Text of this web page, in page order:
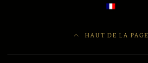
HAUT DE LA PAGE